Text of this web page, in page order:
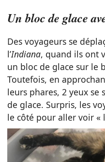
Un bloc de glace
Des voyageurs se
l’Indiana, quand ils ont
un bloc de glace sur le
Toutefois, en
leurs phares, 2 yeux
de glace. Surpris, les
le côté pour aller voir «